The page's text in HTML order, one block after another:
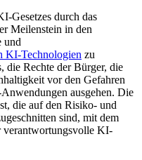
Gesetzes durch das
Meilenstein in den
und
KI-Technologien zu
die Rechte der Bürger, die
vor den Gefahren
ausgehen. Die
die auf den Risiko- und
sind, mit dem
verantwortungsvolle KI-